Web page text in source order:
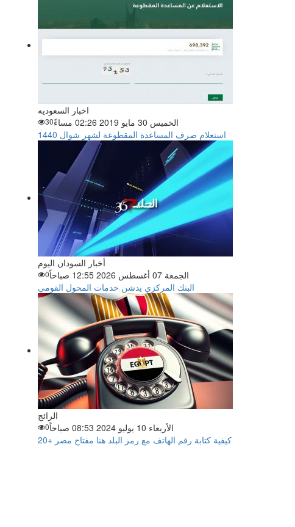
اخبار السعوديه
الخميس 30 مايو 2019 02:26 مساءً
30
استعلام صرف المساعدة المقطوعة لشهر شوال 1440
أخبار السودان اليوم
الجمعة 07 أغسطس 2026 12:55 صباحاً
0
البنك المركزي يدشن خدمات المحول القومي
الرائج
الأربعاء 10 يوليو 2024 08:53 صباحاً
0
كيفية كتابة رقم الهاتف مع رمز البلد هنا مفتاح مصر +20